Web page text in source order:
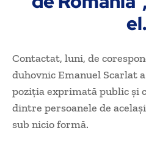
el.
Contactat, luni, de
duhovnic Emanuel Scarlat
poziţia exprimată public şi
dintre persoanele de
sub nicio formă.